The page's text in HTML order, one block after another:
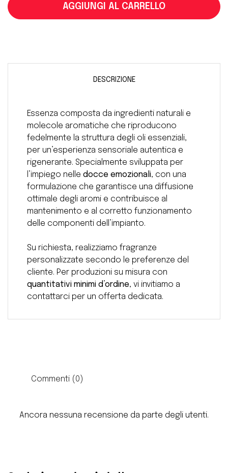
AGGIUNGI AL CARRELLO
DESCRIZIONE
Essenza composta da ingredienti naturali e
molecole aromatiche che riproducono
fedelmente la struttura degli oli essenziali,
per un’esperienza sensoriale autentica e
rigenerante. Specialmente sviluppata per
l’impiego nelle docce emozionali, con una
formulazione che garantisce una diffusione
ottimale degli aromi e contribuisce al
mantenimento e al corretto funzionamento
delle componenti dell’impianto.
Su richiesta, realizziamo fragranze
personalizzate secondo le preferenze del
cliente. Per produzioni su misura con
quantitativi minimi d’ordine, vi invitiamo a
contattarci per un offerta dedicata.
Commenti (0)
Ancora nessuna recensione da parte degli utenti.